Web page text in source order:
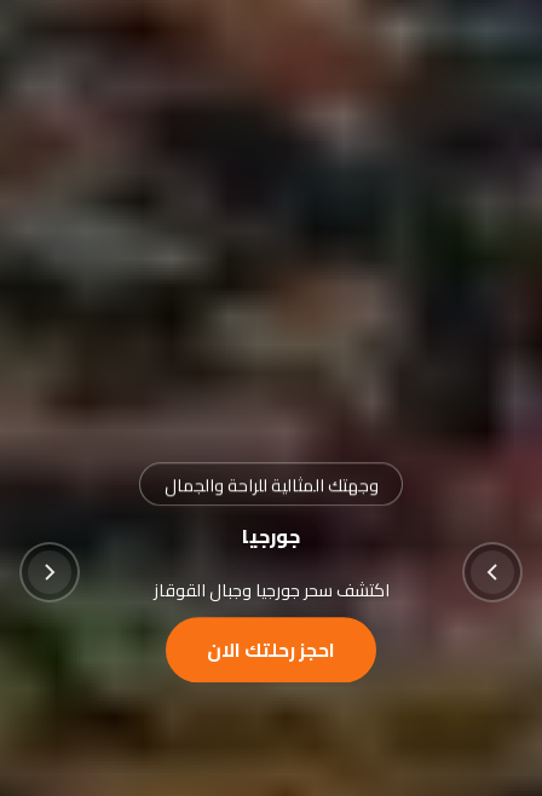
طبيعة خضراء وجولات ممتعة
أذربيجان
بحر قزوين ومدينة باكو الساحرة
احجز رحلتك الان